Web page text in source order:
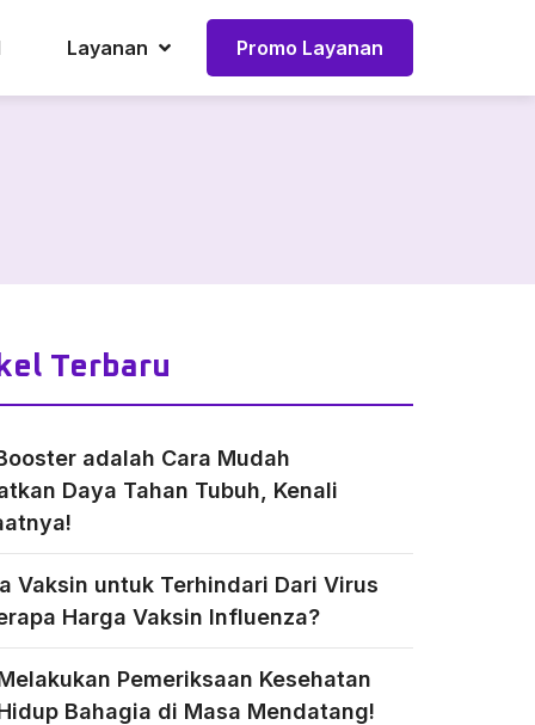
Layanan Promo Layanan
Terbaru
adalah Cara Mudah
Daya Tahan Tubuh, Kenali
Vaksin untuk Terhindari Dari Virus
Harga Vaksin Influenza?
Pemeriksaan Kesehatan
Bahagia di Masa Mendatang!